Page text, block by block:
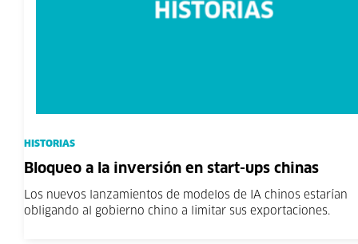
HISTORIAS
Bloqueo a la inversión en start-ups chinas
Los nuevos lanzamientos de modelos de IA chinos estarían
obligando al gobierno chino a limitar sus exportaciones.